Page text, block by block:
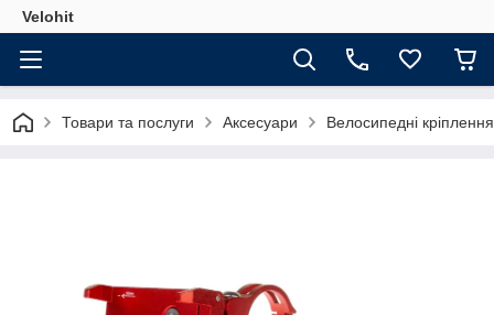
Velohit
Товари та послуги Аксесуари Велосипедні